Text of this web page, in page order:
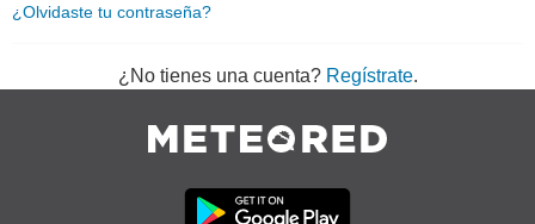
¿Olvidaste tu contraseña?
¿No tienes una cuenta? Regístrate.